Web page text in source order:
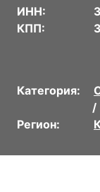
ИНН:
КПП:
Категория:
Регион: